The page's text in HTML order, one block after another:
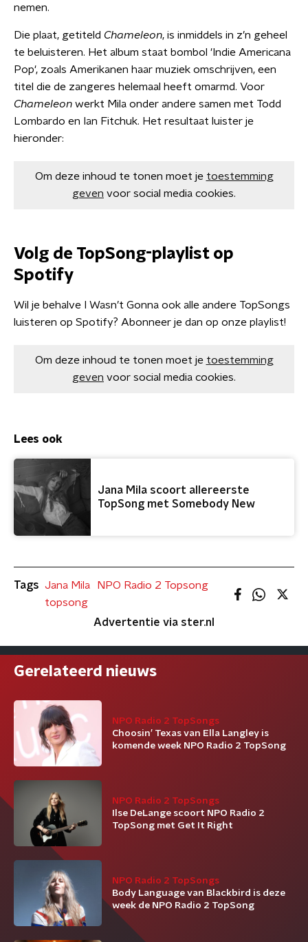
nemen.
Die plaat, getiteld Chameleon, is inmiddels in z’n geheel
te beluisteren. Het album staat bombol 'Indie Americana
Pop', zoals Amerikanen haar muziek omschrijven, een
titel die de zangeres helemaal heeft omarmd. Voor
Chameleon werkt Mila onder andere samen met Todd
Lombardo en Ian Fitchuk. Het resultaat luister je
hieronder:
Om deze inhoud te tonen moet je toestemming
geven voor social media cookies.
Volg de TopSong-playlist op
Spotify
Wil je behalve I Wasn’t Gonna ook alle andere TopSongs
luisteren op Spotify? Abonneer je dan op onze playlist!
Om deze inhoud te tonen moet je toestemming
geven voor social media cookies.
Lees ook
Jana Mila scoort allereerste
TopSong met Somebody New
Tags Jana Mila
NPO Radio 2 Topsong
topsong
Advertentie via ster.nl
Gerelateerd nieuws
NPO Radio 2 TopSongs
Choosin’ Texas van Ella Langley is
komende week NPO Radio 2 TopSong
NPO Radio 2 TopSongs
Ilse DeLange scoort NPO Radio 2
TopSong met Get It Right
NPO Radio 2 TopSongs
Body Language van Blackbird is deze
week de NPO Radio 2 TopSong